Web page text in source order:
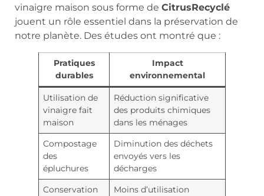
vinaigre maison sous forme de CitrusRecyclé
jouent un rôle essentiel dans la préservation de
notre planète. Des études ont montré que :
Pratiques
durables
Impact
environnemental
Utilisation de
vinaigre fait
maison
Réduction significative
des produits chimiques
dans les ménages
Compostage
des
épluchures
Diminution des déchets
envoyés vers les
décharges
Conservation
Moins d’utilisation